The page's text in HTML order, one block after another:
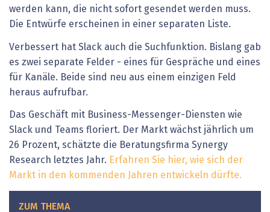
werden kann, die nicht sofort gesendet werden muss.
Die Entwürfe erscheinen in einer separaten Liste.
Verbessert hat Slack auch die Suchfunktion. Bislang gab
es zwei separate Felder - eines für Gespräche und eines
für Kanäle. Beide sind neu aus einem einzigen Feld
heraus aufrufbar.
Das Geschäft mit Business-Messenger-Diensten wie
Slack und Teams floriert. Der Markt wächst jährlich um
26 Prozent, schätzte die Beratungsfirma Synergy
Research letztes Jahr. Erfahren Sie hier, wie sich der
Markt in den kommenden Jahren entwickeln dürfte.
ZUM THEMA